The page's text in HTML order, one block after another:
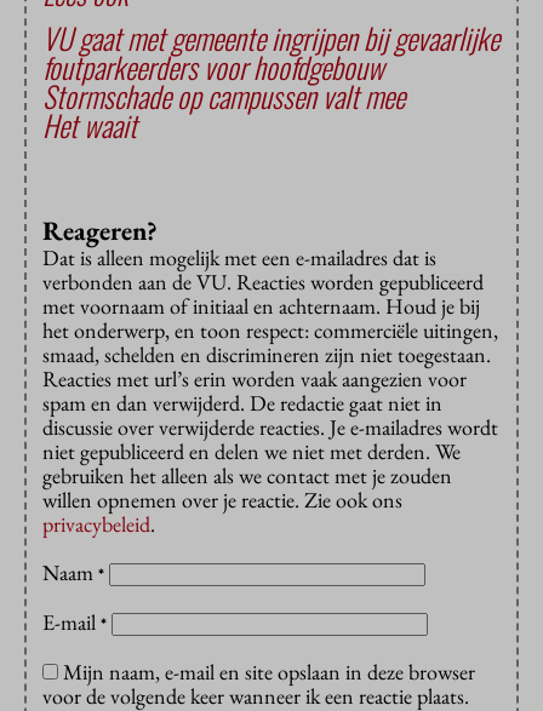
VU gaat met gemeente ingrijpen bij gevaarlijke
foutparkeerders voor hoofdgebouw
Stormschade op campussen valt mee
Het waait
Reageren?
Dat is alleen mogelijk met een e-mailadres dat is
verbonden aan de VU. Reacties worden gepubliceerd
met voornaam of initiaal en achternaam. Houd je bij
het onderwerp, en toon respect: commerciële uitingen,
smaad, schelden en discrimineren zijn niet toegestaan.
Reacties met url’s erin worden vaak aangezien voor
spam en dan verwijderd. De redactie gaat niet in
discussie over verwijderde reacties. Je e-mailadres wordt
niet gepubliceerd en delen we niet met derden. We
gebruiken het alleen als we contact met je zouden
willen opnemen over je reactie. Zie ook ons
privacybeleid.
Naam *
E-mail *
Mijn naam, e-mail en site opslaan in deze browser
voor de volgende keer wanneer ik een reactie plaats.